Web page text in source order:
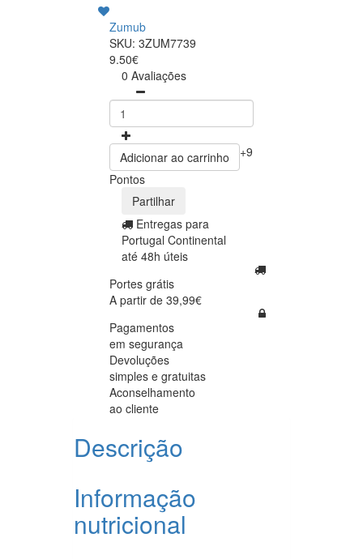
Zumub
SKU: 3ZUM7739
9.50€
0 Avaliações
Adicionar ao carrinho
+9
Pontos
Partilhar
Entregas para
Portugal Continental
até 48h úteis
Portes grátis
A partir de 39,99€
Pagamentos
em segurança
Devoluções
simples e gratuitas
Aconselhamento
ao cliente
Descrição
Informação
nutricional